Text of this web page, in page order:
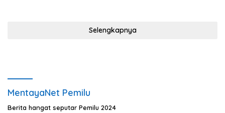
Selengkapnya
MentayaNet Pemilu
Berita hangat seputar Pemilu 2024